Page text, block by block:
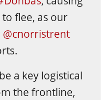
flee, as our
@cnorristrent
a key logistical
the frontline,